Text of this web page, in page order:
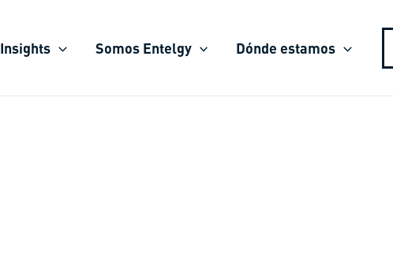
Insights Somos Entelgy Dónde estamos